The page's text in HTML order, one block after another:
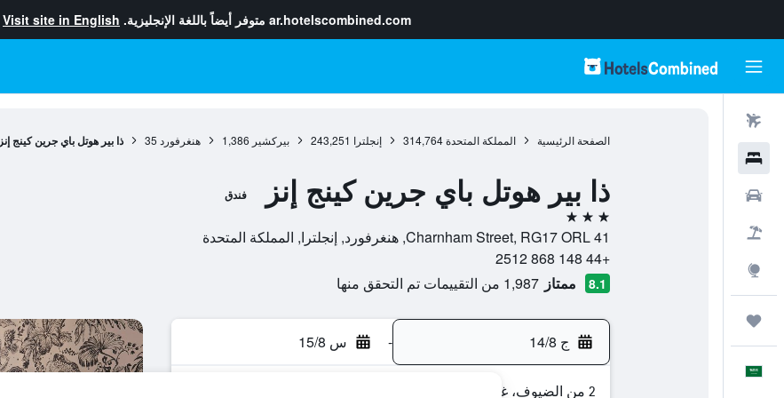
ar.hotelscombined.com متوفر أيضاً باللغة الإنجليزية. Visit site in English
الصفحة الرئيسية المملكة المتحدة 314,764 إنجلترا 243,251 بيركشير 1,386 هنغرفورد 35 ذا بير هوتل باي جرين كينج إنز
ذا بير هوتل باي جرين كينج إنز فندق
3 نجوم
41 Charnham Street, RG17 ORL, هنغرفورد, إنجلترا, المملكة المتحدة
+44 148 868 2512
8.1 ممتاز 1,987 من التقييمات تم التحقق منها
ج 14/8 - س 15/8
2 من الضيوف، غرفة واحدة